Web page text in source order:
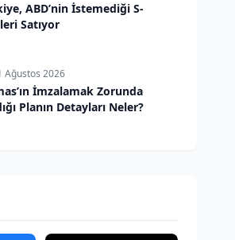
ABD’nin İstemediği S-
Satıyor
Ağustos 2026
İmzalamak Zorunda
Planın Detayları Neler?